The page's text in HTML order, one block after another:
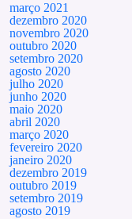
março 2021
dezembro 2020
novembro 2020
outubro 2020
setembro 2020
agosto 2020
julho 2020
junho 2020
maio 2020
abril 2020
março 2020
fevereiro 2020
janeiro 2020
dezembro 2019
outubro 2019
setembro 2019
agosto 2019